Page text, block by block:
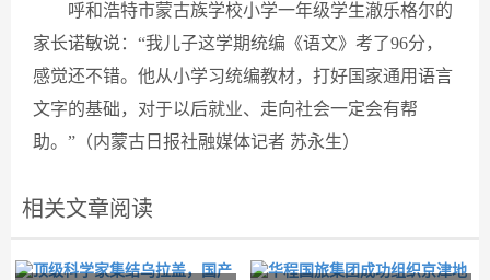
呼和浩特市蒙古族学校小学一年级学生澈乐格尔的
家长诺敏说：“我儿子这学期统编《语文》考了96分，
感觉还不错。他从小学习统编教材，打好国家通用语言
文字的基础，对于以后就业、走向社会一定会有帮
助。”（内蒙古日报社融媒体记者 苏永生）
相关文章阅读